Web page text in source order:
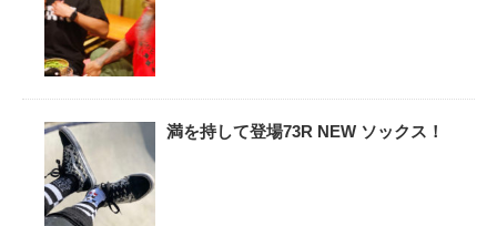
満を持して登場73R NEW ソックス！